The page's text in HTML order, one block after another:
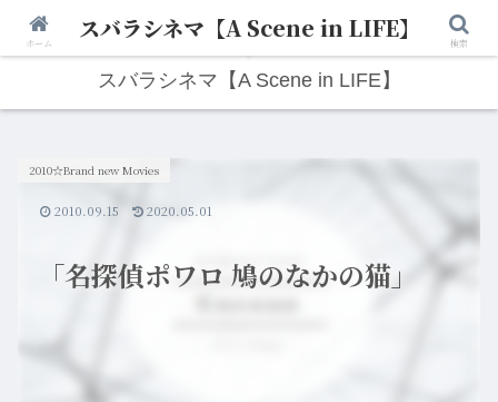
人生は“ひとりごと”から始まる。映画と写真と日々のこと。
スバラシネマ【A Scene in LIFE】
「名探偵ポワロ 鳩のなかの猫」
2010☆Brand new Movies
2010.09.15 2020.05.01
ホーム スバラシネマ【A Scene in LIFE】 検索